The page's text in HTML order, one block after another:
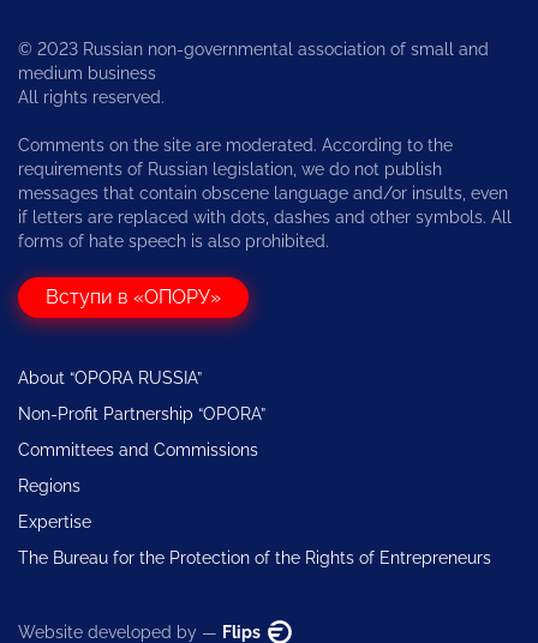
© 2023 Russian non-governmental association of small and
medium business
All rights reserved.
Comments on the site are moderated. According to the
requirements of Russian legislation, we do not publish
messages that contain obscene language and/or insults, even
if letters are replaced with dots, dashes and other symbols. All
forms of hate speech is also prohibited.
Вступи в «ОПОРУ»
About “OPORA RUSSIA”
Non-Profit Partnership “OPORA”
Committees and Commissions
Regions
Expertise
The Bureau for the Protection of the Rights of Entrepreneurs
Website developed by — Flips